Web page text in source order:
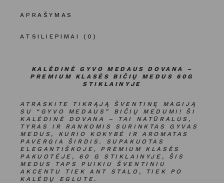
APRAŠYMAS
ATSILIEPIMAI (0)
KALĖDINĖ GYVO MEDAUS DOVANA –
PREMIUM KLASĖS BIČIŲ MEDUS 60G
STIKLAINYJE
ATRASKITE TIKRĄJĄ ŠVENTINĘ MAGIJĄ
SU “GYVO MEDAUS” BIČIŲ MEDUMI! ŠI
KALĖDINĖ DOVANA – TAI NATŪRALUS,
TYRAS IR RANKOMIS SURINKTAS GYVAS
MEDUS, KURIO KOKYBĖ IR AROMATAS
PAVERGIA ŠIRDIS. SUPAKUOTAS
ELEGANTIŠKOJE, PREMIUM KLASĖS
PAKUOTĖJE, 60 G STIKLAINYJE, ŠIS
MEDUS TAPS PUIKIU ŠVENTINIU
AKCENTU TIEK ANT STALO, TIEK PO
KALĖDŲ EGLUTE.